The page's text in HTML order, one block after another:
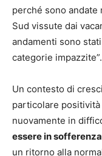
perché sono
Sud vissute dai
andamenti sono
categorie impazzite”.
Un contesto di
particolare
nuovamente in
essere in sofferenza
un ritorno alla